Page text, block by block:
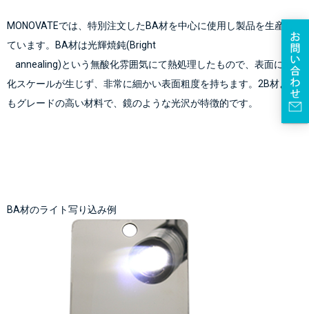
MONOVATEでは、特別注文したBA材を中心に使用し製品を生産し
ています。BA材は光輝焼鈍(Bright
化スケールが生じず、非常に細かい表面粗度を持ちます。2B材より
もグレードの高い材料で、鏡のような光沢が特徴的です。
BA材のライト写り込み例